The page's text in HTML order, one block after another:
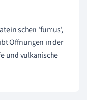
'fumus',
Öffnungen in der
und vulkanische